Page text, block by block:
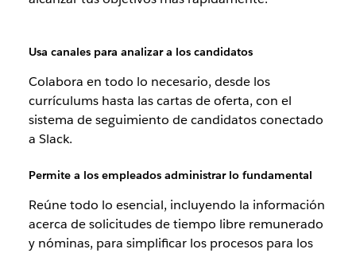
Usa canales para analizar a los candidatos
Colabora en todo lo necesario, desde los
currículums hasta las cartas de oferta, con el
sistema de seguimiento de candidatos conectado
a Slack.
Permite a los empleados administrar lo fundamental
Reúne todo lo esencial, incluyendo la información
acerca de solicitudes de tiempo libre remunerado
y nóminas, para simplificar los procesos para los